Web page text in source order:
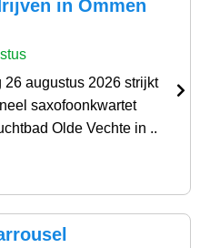
in Ommen
26 augustus 2026 strijkt
saxofoonkwartet
Olde Vechte in ..